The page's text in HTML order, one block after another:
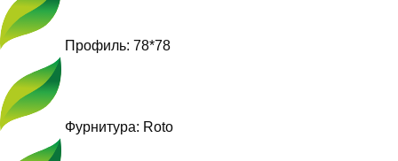
Профиль: 78*78
Фурнитура: Roto